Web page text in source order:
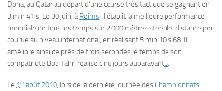
Doha, au Qatar au départ d’une course très tactique se gagnant en
3 min 41 s. Le 30 juin, àReims, il établit la meilleure performance
mondiale de tous les temps sur 2 000 mètres steeple, distance peu
courue au niveau international, en réalisant 5 min 10 s 68. Il
améliore ainsi de près de trois secondes le temps de son
compatriote Bob Tahri réalisé cinq jours auparavant3.
Le 1er août 2010, lors de la dernière journée des Championnats